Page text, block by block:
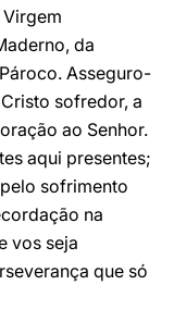
da
Asseguro-
sofredor, a
ao Senhor.
aqui presentes;
sofrimento
na
vos seja
que só